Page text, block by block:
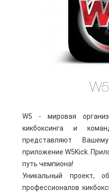
W5 - мировая
кикбоксинга и
представляют
приложение W5Kick.
путь чемпиона!
Уникальный проект,
профессионалов